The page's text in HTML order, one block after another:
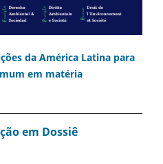
da América Latina para
em matéria
em Dossiê